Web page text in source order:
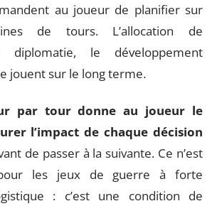
au joueur de planifier sur
de tours. L’allocation de
diplomatie, le développement
jouent sur le long terme.
par tour donne au joueur le
l’impact de chaque décision
de passer à la suivante. Ce n’est
les jeux de guerre à forte
: c’est une condition de